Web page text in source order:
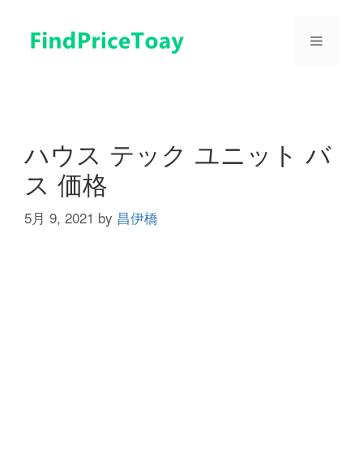
メ
ハウス テック ユニット バ
ス 価格
5月 9, 2021 by 昌伊橋